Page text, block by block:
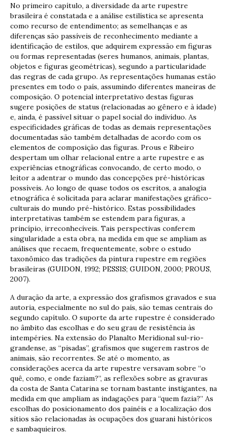
No primeiro capítulo, a diversidade da arte rupestre
brasileira é constatada e a análise estilística se apresenta
como recurso de entendimento; as semelhanças e as
diferenças são passíveis de reconhecimento mediante a
identificação de estilos, que adquirem expressão em figuras
ou formas representadas (seres humanos, animais, plantas,
objetos e figuras geométricas), segundo a particularidade
das regras de cada grupo. As representações humanas estão
presentes em todo o país, assumindo diferentes maneiras de
composição. O potencial interpretativo destas figuras
sugere posições de status (relacionadas ao gênero e à idade)
e, ainda, é passível situar o papel social do indivíduo. As
especificidades gráficas de todas as demais representações
documentadas são também detalhadas de acordo com os
elementos de composição das figuras. Prous e Ribeiro
despertam um olhar relacional entre a arte rupestre e as
experiências etnográficas convocando, de certo modo, o
leitor a adentrar o mundo das concepções pré-históricas
possíveis. Ao longo de quase todos os escritos, a analogia
etnográfica é solicitada para aclarar manifestações gráfico-
culturais do mundo pré-histórico. Estas possibilidades
interpretativas também se estendem para figuras, a
princípio, irreconhecíveis. Tais perspectivas conferem
singularidade a esta obra, na medida em que se ampliam as
análises que recaem, frequentemente, sobre o estudo
taxonômico das tradições da pintura rupestre em regiões
brasileiras (GUIDON, 1992; PESSIS; GUIDON, 2000; PROUS,
2007).
A duração da arte, a expressão dos grafismos gravados e sua
autoria, especialmente no sul do país, são temas centrais do
segundo capítulo. O suporte da arte rupestre é considerado
no âmbito das escolhas e do seu grau de resistência às
intempéries. Na extensão do Planalto Meridional sul-rio-
grandense, as “pisadas”, grafismos que sugerem rastros de
animais, são recorrentes. Se até o momento, as
considerações acerca da arte rupestre versavam sobre “o
quê, como, e onde faziam?”, as reflexões sobre as gravuras
da costa de Santa Catarina se tornam bastante instigantes, na
medida em que ampliam as indagações para “quem fazia?” As
escolhas do posicionamento dos painéis e a localização dos
sítios são relacionadas às ocupações dos guarani históricos
e sambaquieiros.